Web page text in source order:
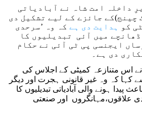
داخلہ امت شاہ نے آبادیاتی
چینج)کے جائزے کے لیے تشکیل دی
کو
ہدایت دی ہے کہ وہ ’سرحدی
ڈھانچے میں آئی تبدیلیوں کا
ایجنسی پی ٹی آئی نے حکام
دی ہے۔
اس متنازعہ کمیٹی کے اجلاس کی
کہا کہ وہ غیر قانونی ہجرت اور دیگر
پیدا ہونے والی آبادیاتی تبدیلیوں کا
علاقوں،مہانگروں اور صنعتی